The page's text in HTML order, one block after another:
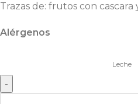
Trazas de: frutos con cascara
Alérgenos
Leche